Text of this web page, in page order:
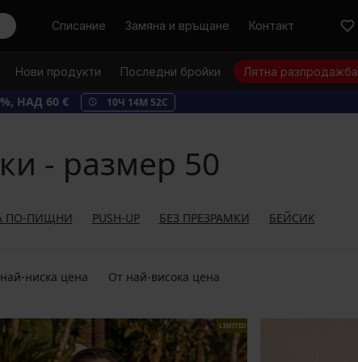
ТърсиСписание Замяна и връщане Контакт
Нови продукти Последни бройки Лятна разпродажба
НАД 60 € 10Ч 14М 51С
- размер 50
ПО-ПИЩНИ PUSH-UP БЕЗ ПРЕЗРАМКИ БЕЙСИК
ниска цена От най-висока цена
LIMITED